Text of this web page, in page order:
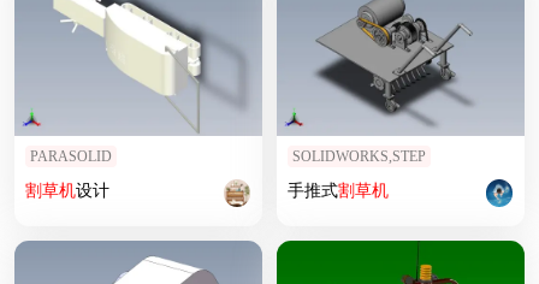
PARASOLID
割草机设计
SOLIDWORKS,STEP
手推式割草机